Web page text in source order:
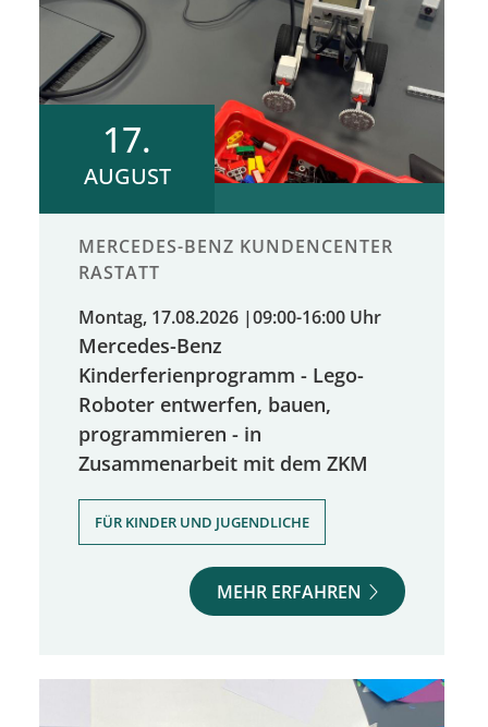
17.
AUGUST
MERCEDES-BENZ KUNDENCENTER
RASTATT
Montag, 17.08.2026 |09:00-16:00 Uhr
Mercedes-Benz
Kinderferienprogramm - Lego-
Roboter entwerfen, bauen,
programmieren - in
Zusammenarbeit mit dem ZKM
FÜR KINDER UND JUGENDLICHE
MEHR ERFAHREN